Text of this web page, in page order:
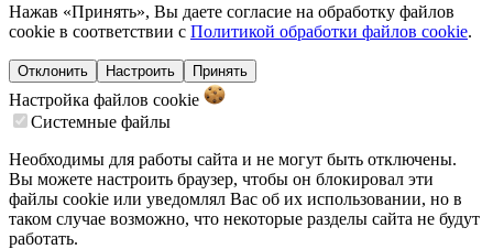
Нажав «Принять», Вы даете согласие на обработку файлов
cookie в соответствии с Политикой обработки файлов cookie.
Отклонить Настроить Принять
Настройка файлов cookie
Системные файлы
Необходимы для работы сайта и не могут быть отключены.
Вы можете настроить браузер, чтобы он блокировал эти
файлы cookie или уведомлял Вас об их использовании, но в
таком случае возможно, что некоторые разделы сайта не будут
работать.